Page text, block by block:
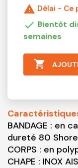
 Délai - Ce
 Bientôt
semaines

BANDAGE : en
dureté 80
CORPS : en
CHAPE : INOX